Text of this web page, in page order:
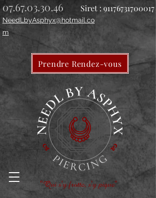
07.67.03.30.46 Siret :91176731700017
NeedLbyAsphyx@hotmail.co
m
Prendre Rendez-vous
"Qui s'y frotte, s'y pique"